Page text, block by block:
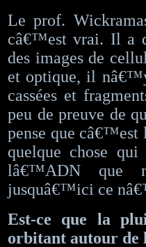
Le prof.
câ€™est vrai. Il a
des images de
et optique, il
cassées et
peu de preuve de
pense que câ€™est
quelque chose
lâ€™ADN que
jusquâ€™ici ce
Est-ce que la
orbitant autour de